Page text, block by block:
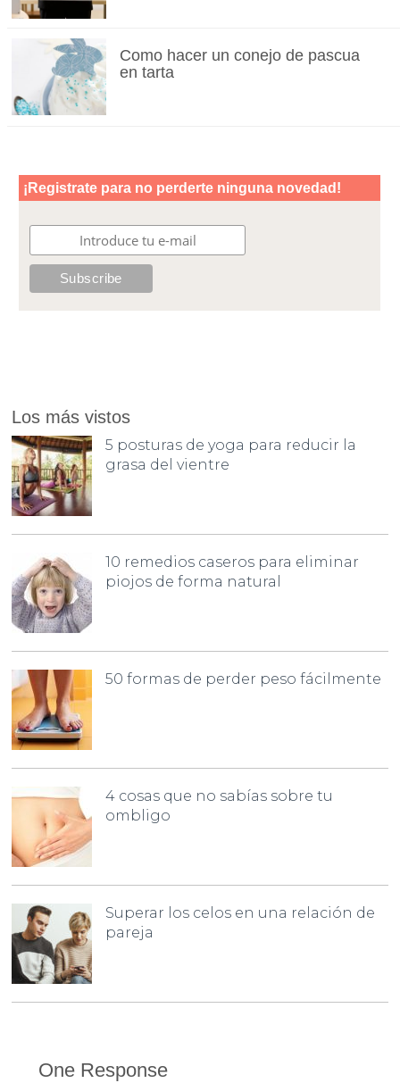
Como hacer un conejo de pascua
en tarta
Los más vistos
5 posturas de yoga para reducir la
grasa del vientre
10 remedios caseros para eliminar
piojos de forma natural
50 formas de perder peso fácilmente
4 cosas que no sabías sobre tu
ombligo
Superar los celos en una relación de
pareja
One Response